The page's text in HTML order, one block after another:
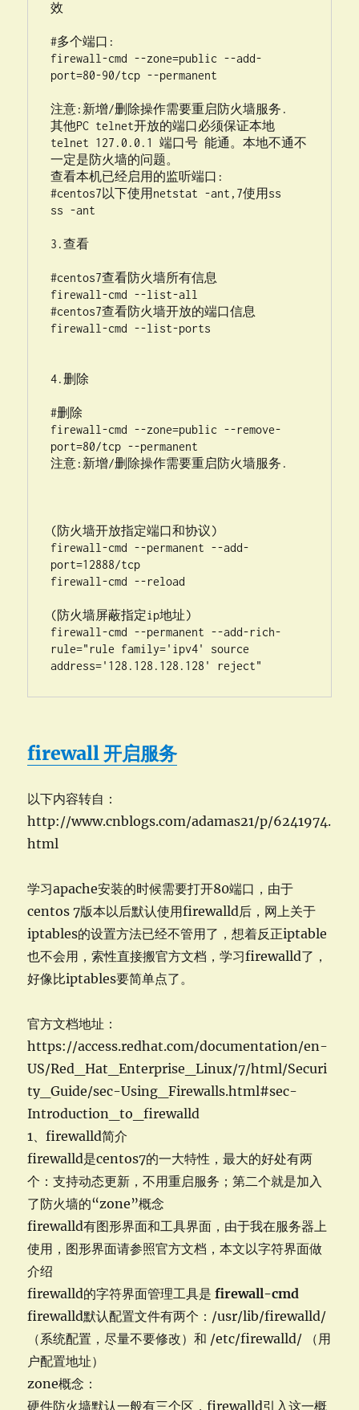
效
#多个端口:
firewall-cmd --zone=public --add-
port=80-90/tcp --permanent
注意:新增/删除操作需要重启防火墙服务.
其他PC telnet开放的端口必须保证本地
telnet 127.0.0.1 端口号 能通。本地不通不
一定是防火墙的问题。
查看本机已经启用的监听端口:
#centos7以下使用netstat -ant,7使用ss
ss -ant
3.查看
#centos7查看防火墙所有信息
firewall-cmd --list-all
#centos7查看防火墙开放的端口信息
firewall-cmd --list-ports
4.删除
#删除
firewall-cmd --zone=public --remove-
port=80/tcp --permanent
注意:新增/删除操作需要重启防火墙服务.
(防火墙开放指定端口和协议)
firewall-cmd --permanent --add-
port=12888/tcp
firewall-cmd --reload
(防火墙屏蔽指定ip地址)
firewall-cmd --permanent --add-rich-
rule="rule family='ipv4' source
address='128.128.128.128' reject"
firewall 开启服务
以下内容转自：
http://www.cnblogs.com/adamas21/p/6241974.
html
学习apache安装的时候需要打开80端口，由于
centos 7版本以后默认使用firewalld后，网上关于
iptables的设置方法已经不管用了，想着反正iptable
也不会用，索性直接搬官方文档，学习firewalld了，
好像比iptables要简单点了。
官方文档地址：
https://access.redhat.com/documentation/en-
US/Red_Hat_Enterprise_Linux/7/html/Securi
ty_Guide/sec-Using_Firewalls.html#sec-
Introduction_to_firewalld
1、firewalld简介
firewalld是centos7的一大特性，最大的好处有两
个：支持动态更新，不用重启服务；第二个就是加入
了防火墙的“zone”概念
firewalld有图形界面和工具界面，由于我在服务器上
使用，图形界面请参照官方文档，本文以字符界面做
介绍
firewalld的字符界面管理工具是firewall-cmd
firewalld默认配置文件有两个：/usr/lib/firewalld/
（系统配置，尽量不要修改）和 /etc/firewalld/ （用
户配置地址）
zone概念：
硬件防火墙默认一般有三个区，firewalld引入这一概